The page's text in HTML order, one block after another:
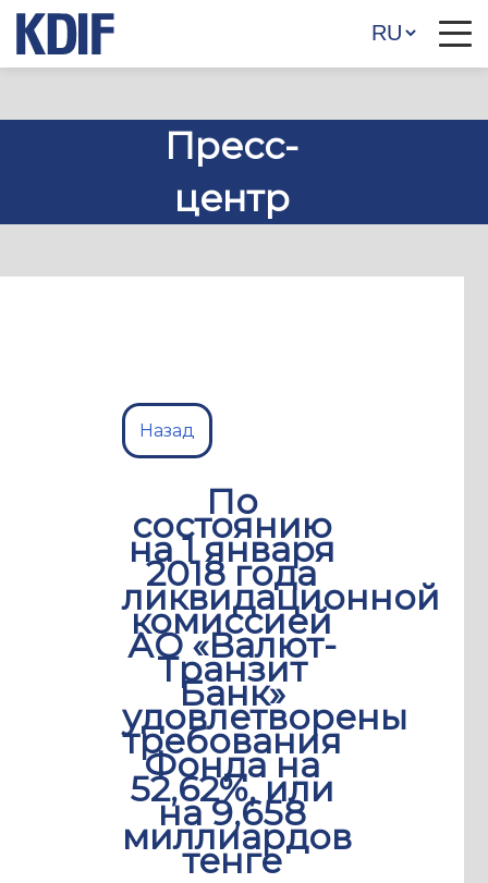
Пресс-
центр
Назад
По
состоянию
на 1 января
2018 года
ликвидационной
комиссией
АО «Валют-
Транзит
Банк»
удовлетворены
требования
Фонда на
52,62%, или
на 9,658
миллиардов
тенге